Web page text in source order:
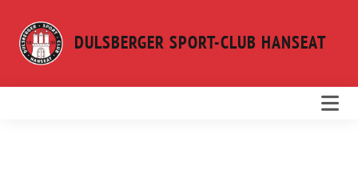
zum
Inhalt
DULSBERGER SPORT-CLUB HANSEAT